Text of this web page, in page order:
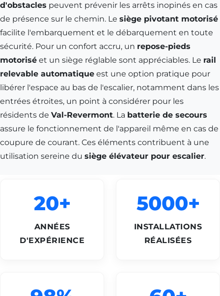
d'obstacles peuvent prévenir les arrêts inopinés en cas
de présence sur le chemin. Le siège pivotant motorisé
facilite l'embarquement et le débarquement en toute
sécurité. Pour un confort accru, un repose-pieds
motorisé et un siège réglable sont appréciables. Le rail
relevable automatique est une option pratique pour
libérer l'espace au bas de l'escalier, notamment dans les
entrées étroites, un point à considérer pour les
résidents de Val-Revermont. La batterie de secours
assure le fonctionnement de l'appareil même en cas de
coupure de courant. Ces éléments contribuent à une
utilisation sereine du siège élévateur pour escalier.
20+
ANNÉES
D'EXPÉRIENCE
5000+
INSTALLATIONS
RÉALISÉES